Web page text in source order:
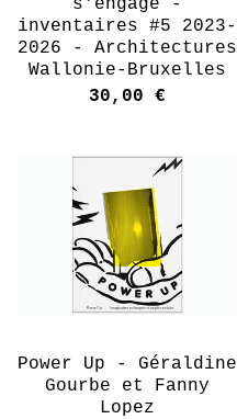
s'engage -
inventaires #5 2023-
2026 - Architectures
Wallonie-Bruxelles
30,00 €
Power Up - Géraldine
Gourbe et Fanny
Lopez